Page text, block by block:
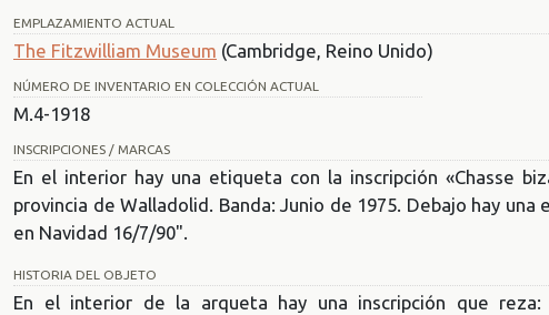
EMPLAZAMIENTO ACTUAL
The Fitzwilliam Museum (Cambridge, Reino Unido)
NÚMERO DE INVENTARIO EN COLECCIÓN ACTUAL
M.4-1918
INSCRIPCIONES / MARCAS
En el interior hay una etiqueta con la inscripción «Chasse
provincia de Walladolid. Banda: Junio de 1975. Debajo hay
en Navidad 16/7/90".
HISTORIA DEL OBJETO
En el interior de la arqueta hay una inscripción que reza: